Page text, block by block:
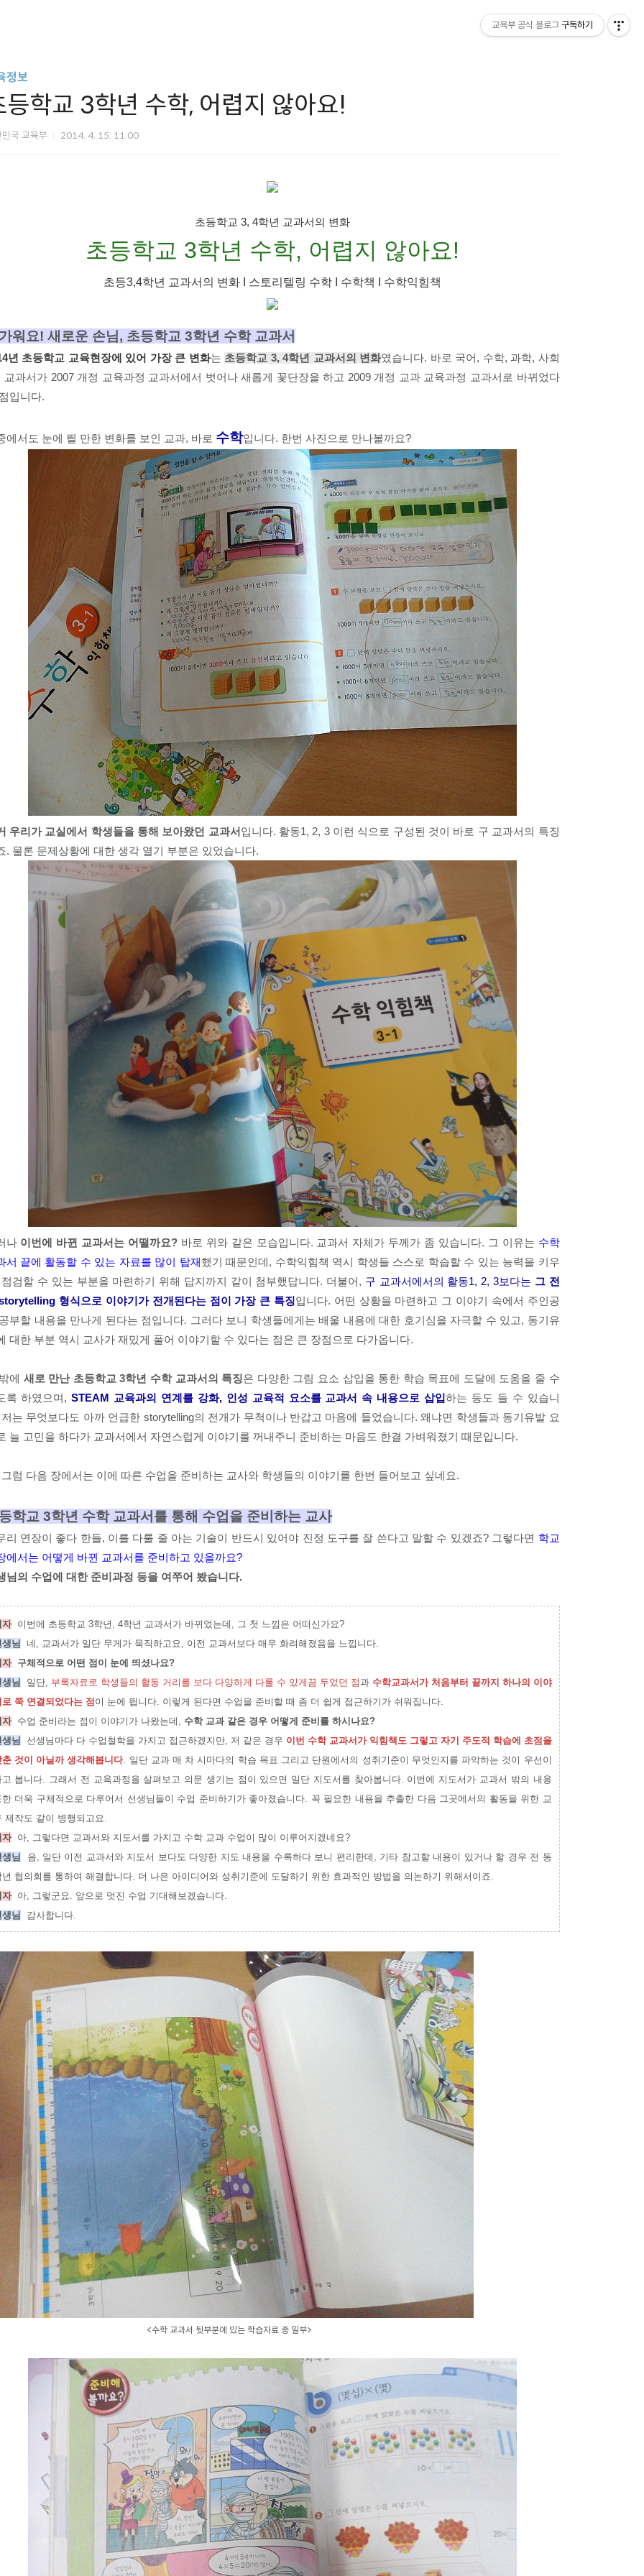
정보
등학교 3학년 수학, 어렵지 않아요!
국 교육부 2014. 4. 15. 11:00
초등학교 3, 4학년 교과서의 변화
초등학교 3학년 수학, 어렵지 않아요!
초등3,4학년 교과서의 변화 I 스토리텔링 수학 I 수학책 I 수학익힘책
워요! 새로운 손님, 초등학교 3학년 수학 교과서
년 초등학교 교육현장에 있어 가장 큰 변화는 초등학교 3, 4학년 교과서의 변화였습니다. 바로 국어, 수학, 과학, 사회
교과서가 2007 개정 교육과정 교과서에서 벗어나 새롭게 꽃단장을 하고 2009 개정 교과 교육과정 교과서로 바뀌었다
입니다.
에서도 눈에 띌 만한 변화를 보인 교과, 바로 수학입니다. 한번 사진으로 만나볼까요?
우리가 교실에서 학생들을 통해 보아왔던 교과서 입니다. 활동1, 2, 3 이런 식으로 구성된 것이 바로 구 교과서의 특징
. 물론 문제상황에 대한 생각 열기 부분은 있었습니다.
나 이번에 바뀐 교과서는 어떨까요? 바로 위와 같은 모습입니다. 교과서 자체가 두께가 좀 있습니다. 그 이유는 수학
서 끝에 활동할 수 있는 자료를 많이 탑재 했기 때문인데, 수학익힘책 역시 학생들 스스로 학습할 수 있는 능력을 키우
검할 수 있는 부분을 마련하기 위해 답지까지 같이 첨부했답니다. 더불어, 구 교과서에서의 활동1, 2, 3보다는 그 전
형식으로 이야기가 전개된다는 점이 가장 큰 특징입니다. 어떤 상황을 마련하고 그 이야기 속에서 주인공
부할 내용을 만나게 된다는 점입니다. 그러다 보니 학생들에게는 배울 내용에 대한 호기심을 자극할 수 있고, 동기유
대한 부분 역시 교사가 재밌게 풀어 이야기할 수 있다는 점은 큰 장점으로 다가옵니다.
에 새로 만난 초등학교 3학년 수학 교과서의 특징은 다양한 그림 요소 삽입을 통한 학습 목표에 도달에 도움을 줄 수
록 하였으며,STEAM 교육과의 연계를 강화, 인성 교육적 요소를 교과서 속 내용으로 삽입하는 등도 들 수 있습니
저는 무엇보다도 아까 언급한 storytelling의 전개가 무척이나 반갑고 마음에 들었습니다. 왜냐면 학생들과 동기유발 요
늘 고민을 하다가 교과서에서 자연스럽게 이야기를 꺼내주니 준비하는 마음도 한결 가벼워졌기 때문입니다.
럼 다음 장에서는 이에 따른 수업을 준비하는 교사와 학생들의 이야기를 한번 들어보고 싶네요.
학교 3학년 수학 교과서를 통해 수업을 준비하는 교사
리 연장이 좋다 한들, 이를 다룰 줄 아는 기술이 반드시 있어야 진정 도구를 잘 쓴다고 말할 수 있겠죠? 그렇다면 학교
에서는 어떻게 바뀐 교과서를 준비하고 있을까요?
님의 수업에 대한 준비과정 등을 여쭈어 봤습니다.
자이번에 초등학교 3학년, 4학년 교과서가 바뀌었는데, 그 첫 느낌은 어떠신가요?
님
네, 교과서가 일단 무게가 묵직하고요, 이전 교과서보다 매우 화려해졌음을 느낍니다.
자
구체적으로 어떤 점이 눈에 띄셨나요?
님
일단, 부록자료로 학생들의 활동 거리를 보다 다양하게 다룰 수 있게끔 두었던 점과 수학교과서가 처음부터 끝까지 하나의 이야
로 쭉 연결되었다는 점 이 눈에 띕니다. 이렇게 된다면 수업을 준비할 때 좀 더 쉽게 접근하기가 쉬워집니다.
자수업 준비라는 점이 이야기가 나왔는데, 수학 교과 같은 경우 어떻게 준비를 하시나요?
님
선생님마다 다 수업철학을 가지고 접근하겠지만, 저 같은 경우 이번 수학 교과서가 익힘책도 그렇고 자기 주도적 학습에 초점을
춘 것이 아닐까 생각해봅니다. 일단 교과 매 차 시마다의 학습 목표 그리고 단원에서의 성취기준이 무엇인지를 파악하는 것이 우선이
고 봅니다. 그래서 전 교육과정을 살펴보고 의문 생기는 점이 있으면 일단 지도서를 찾아봅니다. 이번에 지도서가 교과서 밖의 내용
한 더욱 구체적으로 다루어서 선생님들이 수업 준비하기가 좋아졌습니다. 꼭 필요한 내용을 추출한 다음 그곳에서의 활동을 위한 교
제작도 같이 병행되고요.
자아, 그렇다면 교과서와 지도서를 가지고 수학 교과 수업이 많이 이루어지겠네요?
님
음, 일단 이전 교과서와 지도서 보다도 다양한 지도 내용을 수록하다 보니 편리한데, 기타 참고할 내용이 있거나 할 경우 전 동
년 협의회를 통하여 해결합니다. 더 나은 아이디어와 성취기준에 도달하기 위한 효과적인 방법을 의논하기 위해서이죠.
자아, 그렇군요. 앞으로 멋진 수업 기대해보겠습니다.
님
감사합니다.
<수학 교과서 뒷부분에 있는 학습자료 중 일부>
교육부 공식 블로그 구독하기